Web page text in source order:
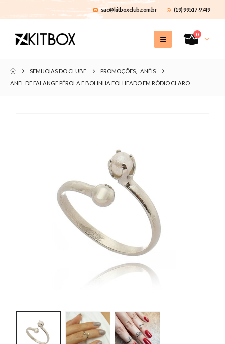
sac@kitboxclub.com.br (19) 99517-9749
0
SEMIJOIAS DO CLUBE PROMOÇÕES
ANÉIS
ANEL DE FALANGE PÉROLA E BOLINHA FOLHEADO EM RÓDIO CLARO